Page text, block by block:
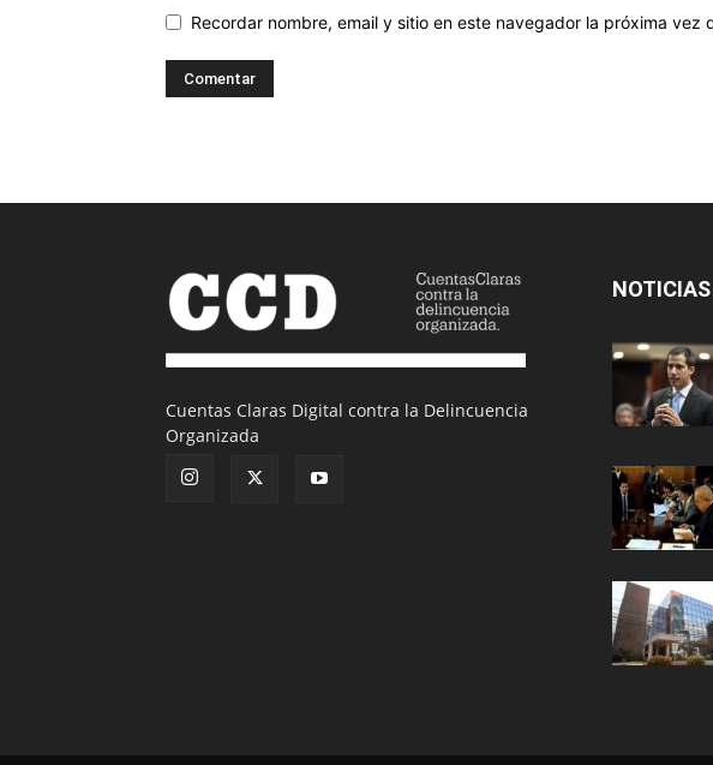
Recordar nombre, email y sitio en este navegador la próxima vez
Cuentas Claras Digital contra la Delincuencia
Organizada